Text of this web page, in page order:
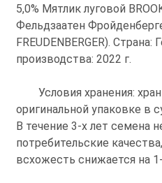
5,0% Мятлик луговой
Фельдзаатен
FREUDENBERGER).
производства: 2022 г.
Условия хранения:
оригинальной упаковке в
В течение 3-х лет семена
потребительские
всхожесть снижается на